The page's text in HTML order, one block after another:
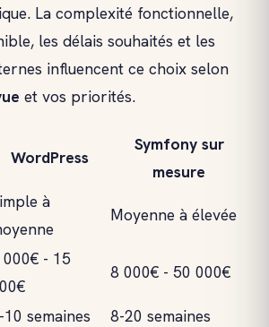
La complexité fonctionnelle,
les délais souhaités et les
influencent ce choix selon
et vos priorités.
WordPress
Symfony sur
mesure
à
Moyenne à élevée
- 15
8 000€ - 50 000€
10 semaines
8-20 semaines